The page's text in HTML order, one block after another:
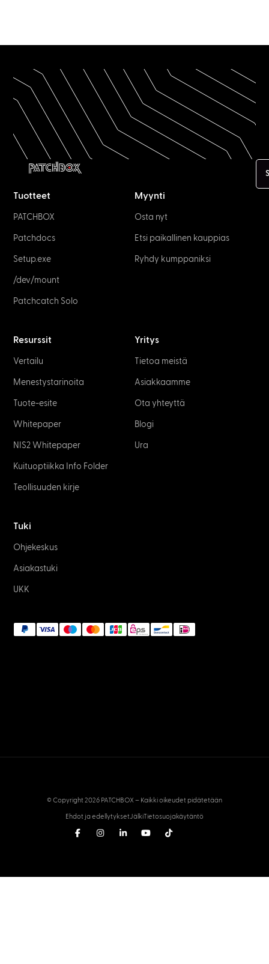
Tuotteet
PATCHBOX
Patchdocs
Setup.exe
/dev/mount
Patchcatch Solo
Myynti
Osta nyt
Etsi paikallinen kauppias
Ryhdy kumppaniksi
Resurssit
Vertailu
Menestystarinoita
Tuote-esite
Whitepaper
NIS2 Whitepaper
Kuituoptiikka Info Folder
Teollisuuden kirje
Yritys
Tietoa meistä
Asiakkaamme
Ota yhteyttä
Blogi
Ura
Tuki
Ohjekeskus
Asiakastuki
UKK
© Copyright 2026 PATCHBOX – Kaikki oikeudet pidätetään
Ehdot ja edellytykset JälkiTietosuojakäytäntö